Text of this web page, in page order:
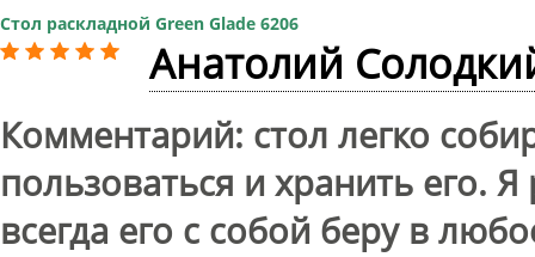
Стол раскладной Green Glade 6206
Анатолий
Комментарий: стол легко
пользоваться и хранить его.
всегда его с собой беру в